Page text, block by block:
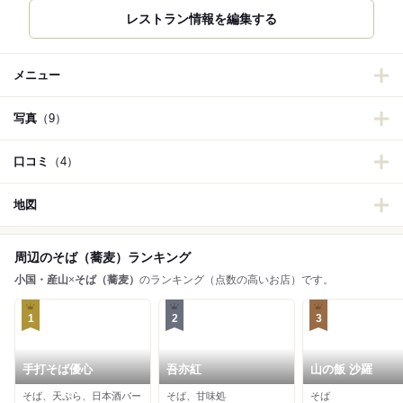
メニュー
写真 （9）
口コミ （4）
地図
周辺のそば（蕎麦）ランキング
小国・産山×そば（蕎麦） のランキング（点数の高いお店）です。
1
手打そば優心
そば、天ぷら、日本酒バー
2
吾亦紅
そば、甘味処
3
山の飯 沙羅
そば